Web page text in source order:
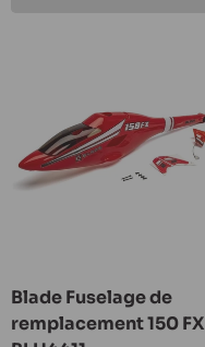
Blade Fuselage de
remplacement 150 FX